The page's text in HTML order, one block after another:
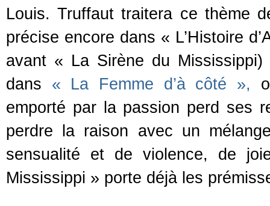
Louis. Truffaut traitera ce thème
précise encore dans « L’Histoire
avant « La Sirène du
dans « La Femme d’à côté »,
emporté par la passion perd ses
perdre la raison avec un
sensualité et de violence, de
Mississippi » porte déjà les